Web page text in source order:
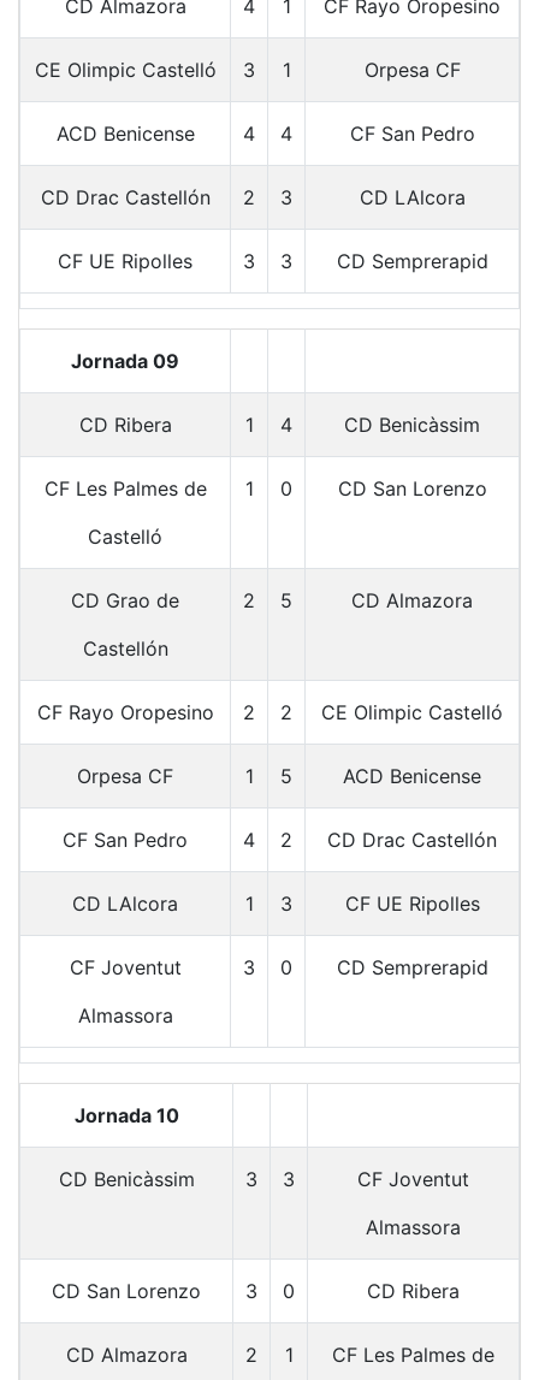
CD Almazora 4 1 CF Rayo Oropesino
CE Olimpic Castelló 3 1 Orpesa CF
ACD Benicense 4 4 CF San Pedro
CD Drac Castellón 2 3 CD LAlcora
CF UE Ripolles 3 3 CD Semprerapid
Jornada 09
CD Ribera 1 4 CD Benicàssim
CF Les Palmes de
Castelló
1 0 CD San Lorenzo
CD Grao de
Castellón
2 5 CD Almazora
CF Rayo Oropesino 2 2 CE Olimpic Castelló
Orpesa CF 1 5 ACD Benicense
CF San Pedro 4 2 CD Drac Castellón
CD LAlcora 1 3 CF UE Ripolles
CF Joventut
Almassora
3 0 CD Semprerapid
Jornada 10
CD Benicàssim 3 3
CF Joventut
Almassora
CD San Lorenzo 3 0 CD Ribera
CD Almazora 2 1
CF Les Palmes de